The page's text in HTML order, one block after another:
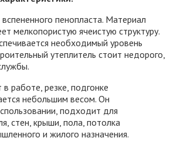
пенопласта. Материал
мелкопористую ячеистую структуру.
необходимый уровень
утеплитель стоит недорого,
работе, резке, подгонке
небольшим весом. Он
подходит для
стен, крыши, пола, потолка
и жилого назначения.